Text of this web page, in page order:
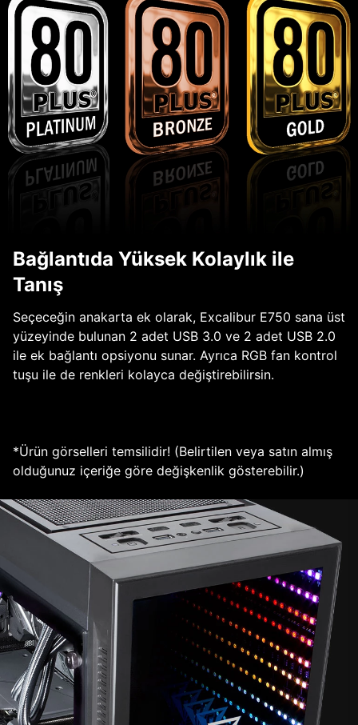
Bağlantıda Yüksek Kolaylık ile
Tanış
Seçeceğin anakarta ek olarak, Excalibur E750 sana üst
yüzeyinde bulunan 2 adet USB 3.0 ve 2 adet USB 2.0
ile ek bağlantı opsiyonu sunar. Ayrıca RGB fan kontrol
tuşu ile de renkleri kolayca değiştirebilirsin.
*Ürün görselleri temsilidir! (Belirtilen veya satın almış
olduğunuz içeriğe göre değişkenlik gösterebilir.)